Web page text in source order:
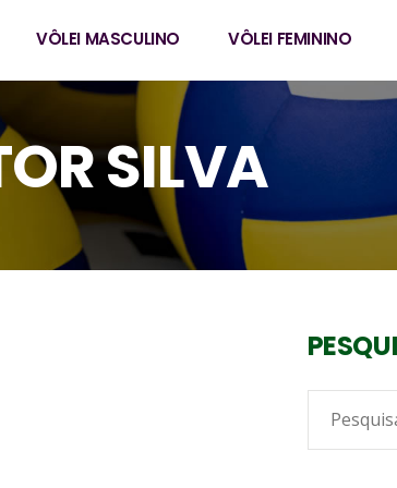
VÔLEI MASCULINO VÔLEI FEMININO
SILVA